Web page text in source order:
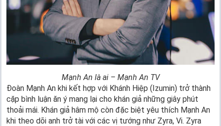
Mạnh An là ai – Mạnh An TV
Đoàn Mạnh An khi kết hợp với Khánh Hiệp (Izumin) trở thành
cặp bình luận ăn ý mang lại cho khán giả những giây phút
thoải mái. Khán giả hâm mộ còn đặc biệt yêu thích Mạnh An
khi theo dõi anh trở tài với các vị tướng như Zyra, Vi. Zyra